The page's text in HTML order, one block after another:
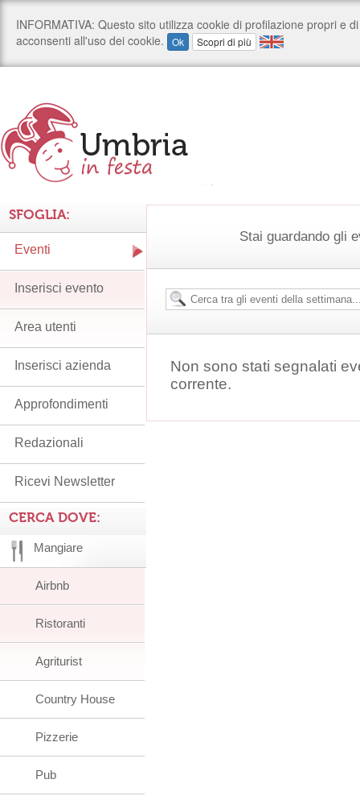
Stai guardando gli
Non sono stati segnalati
corrente.
SFOGLIA:
Eventi
Inserisci evento
Area utenti
Inserisci azienda
Approfondimenti
Redazionali
Ricevi Newsletter
CERCA DOVE:
Mangiare
Airbnb
Ristoranti
Agriturist
Country House
Pizzerie
Pub